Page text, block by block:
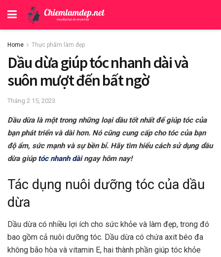
Home Thực phẩm làm đẹp
Dầu dừa giúp tóc nhanh dài và
suôn mượt đến bất ngờ
Tháng 2 15, 2023
Dầu dừa là một trong những loại dầu tốt nhất để giúp tóc của
bạn phát triển và dài hơn. Nó cũng cung cấp cho tóc của bạn
độ ẩm, sức mạnh và sự bền bỉ. Hãy tìm hiểu cách sử dụng dầu
dừa giúptóc nhanh dàingay hôm nay!
Tác dụng nuôi dưỡng tóc của dầu
dừa
Dầu dừa có nhiều lợi ích cho sức khỏe và làm đẹp, trong đó
bao gồm cả nuôi dưỡng tóc. Dầu dừa có chứa axit béo đa
không bão hòa và vitamin E, hai thành phần giúp tóc khỏe